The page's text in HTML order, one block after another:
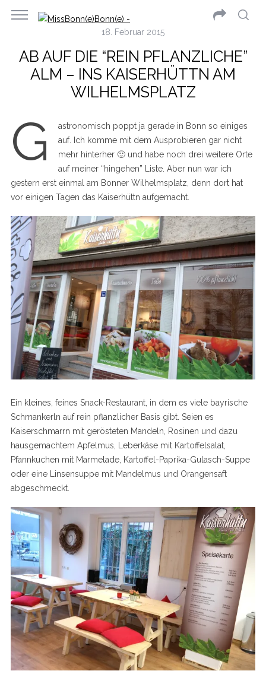
18. Februar 2015
AB AUF DIE “REIN PFLANZLICHE”
ALM – INS KAISERHÜTTN AM
WILHELMSPLATZ
G
astronomisch poppt ja gerade in Bonn so einiges
auf. Ich komme mit dem Ausprobieren gar nicht
mehr hinterher 🙂 und habe noch drei weitere Orte
auf meiner “hingehen” Liste. Aber nun war ich
gestern erst einmal am Bonner Wilhelmsplatz, denn dort hat
vor einigen Tagen das Kaiserhüttn aufgemacht.
Ein kleines, feines Snack-Restaurant, in dem es viele bayrische
Schmankerln auf rein pflanzlicher Basis gibt. Seien es
Kaiserschmarrn mit gerösteten Mandeln, Rosinen und dazu
hausgemachtem Apfelmus, Leberkäse mit Kartoffelsalat,
Pfannkuchen mit Marmelade, Kartoffel-Paprika-Gulasch-Suppe
oder eine Linsensuppe mit Mandelmus und Orangensaft
abgeschmeckt.